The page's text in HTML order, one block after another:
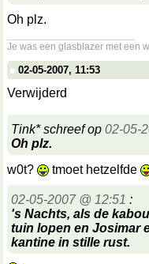
Oh plz.
Je was een glasblazer met een
02-05-2007, 11:53
Verwijderd
Tink* schreef op 02-05-
Oh plz.
w0t?
tmoet hetzelfde
02-05-2007 @ 12:51 :
's Nachts, als de
tuin lopen en Josimar
kantine in stille rust.